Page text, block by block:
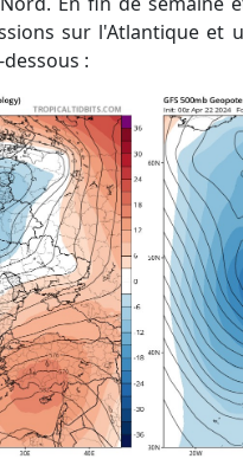
sur l'Atlantique et
: